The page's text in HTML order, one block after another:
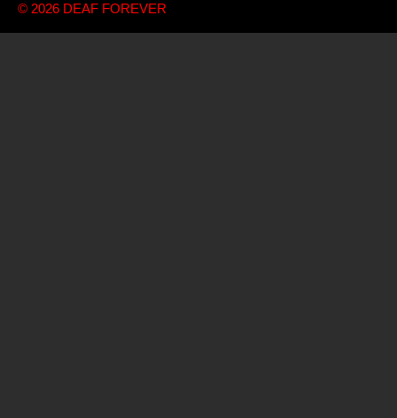
© 2026 DEAF FOREVER